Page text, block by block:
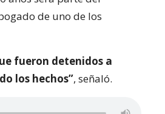
de uno de los
fueron detenidos a
los hechos”, señaló.